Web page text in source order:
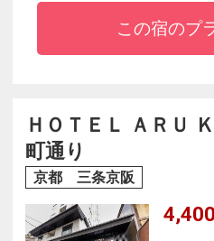
メニティも充実！
◆レディースルームには
自慢の朝食です！
◆自動精算機でスムーズ
ックアウトが可能
この宿のプ
ＨＯＴＥＬ ＡＲＵ
町通り
京都 三条京阪